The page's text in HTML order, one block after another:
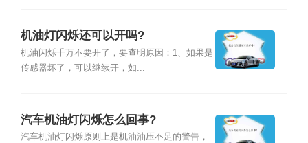
机油灯闪烁还可以开吗?
机油闪烁千万不要开了，要查明原因：1、如果是
传感器坏了，可以继续开，如...
汽车机油灯闪烁怎么回事?
汽车机油灯闪烁原则上是机油油压不足的警告，